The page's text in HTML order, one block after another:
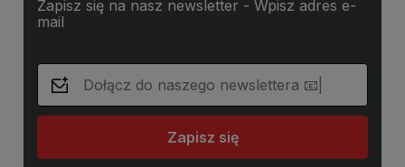
Zapisz się na nasz newsletter - Wpisz adres e-
mail
Zapisz się